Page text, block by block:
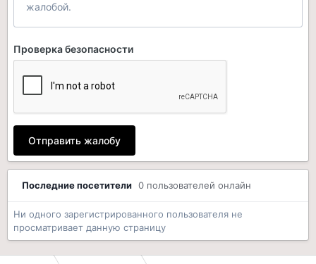
жалобой.
Проверка безопасности
Отправить жалобу
Последние посетители 0 пользователей онлайн
Ни одного зарегистрированного пользователя не
просматривает данную страницу